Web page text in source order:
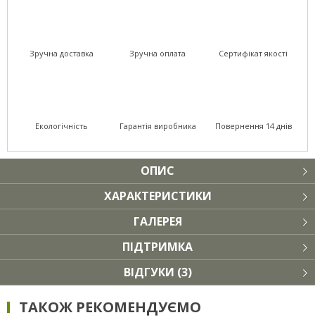
Зручна доставка Зручна оплата Сертифікат якості
Екологічність Гарантія виробника Повернення 14 днів
ОПИС
ХАРАКТЕРИСТИКИ
ГАЛЕРЕЯ
ПІДТРИМКА
ВІДГУКИ (3)
ТАКОЖ РЕКОМЕНДУЄМО